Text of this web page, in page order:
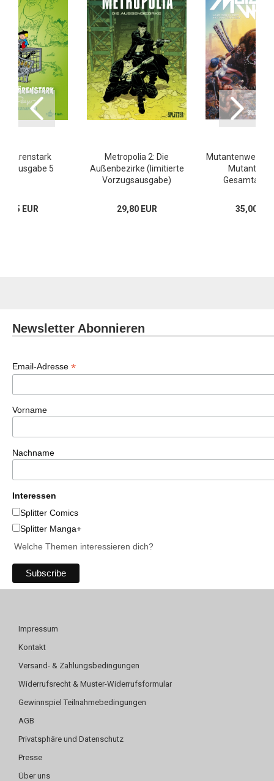
Bärenstark
5
EUR
Metropolia 2: Die
Außenbezirke (limitierte
Vorzugsausgabe)
29,80 EUR
Mutantenwelt &
35,00
Newsletter Abonnieren
Email-Adresse *
Vorname
Nachname
Interessen
Splitter Comics
Splitter Manga+
Welche Themen interessieren dich?
Impressum
Kontakt
Versand- & Zahlungsbedingungen
Widerrufsrecht & Muster-Widerrufsformular
Gewinnspiel Teilnahmebedingungen
AGB
Privatsphäre und Datenschutz
Presse
Über uns